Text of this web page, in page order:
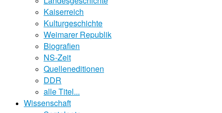
Kaiserreich
Kulturgeschichte
Weimarer Republik
Biografien
NS-Zeit
Quelleneditionen
DDR
alle Titel...
Wissenschaft